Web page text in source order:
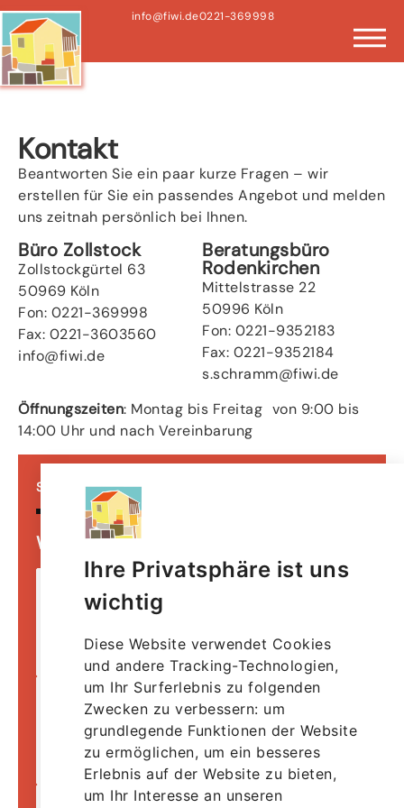
Ihre Privatsphäre ist uns
wichtig
Diese Website verwendet Cookies
und andere Tracking-Technologien,
um Ihr Surferlebnis zu folgenden
Zwecken zu verbessern: um
grundlegende Funktionen der Website
zu ermöglichen, um ein besseres
Erlebnis auf der Website zu bieten,
um Ihr Interesse an unseren
info@fiwi.de0221-369998
Kontakt
Beantworten Sie ein paar kurze Fragen – wir
erstellen für Sie ein passendes Angebot und melden
uns zeitnah persönlich bei Ihnen.
Büro Zollstock
Zollstockgürtel 63
50969 Köln
Fon: 0221-369998
Fax: 0221-3603560
info@fiwi.de
Beratungsbüro
Rodenkirchen
Mittelstrasse 22
50996 Köln
Fon: 0221-9352183
Fax: 0221-9352184
s.schramm@fiwi.de
Öffnungszeiten: Montag bis Freitag von 9:00 bis
14:00 Uhr und nach Vereinbarung
Schritt von5
Wie können wir Ihnen helfen?
Pflegeanfrage
Beratung